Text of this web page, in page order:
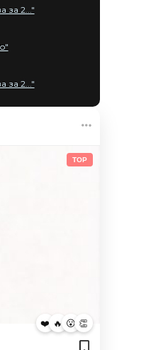
за 2..."
за 2..."
TOP
❤️ 🔥 😮 👏